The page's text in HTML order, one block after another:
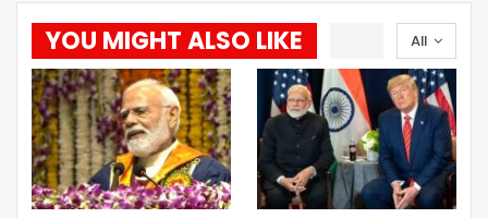
All
YOU MIGHT ALSO LIKE